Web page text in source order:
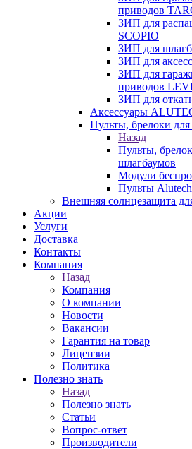
приводов
ЗИП для
SCOPIO
ЗИП для
ЗИП для
ЗИП для
приводов
ЗИП для
Аксессуары
Пульты, брелоки
Назад
Пульты,
шлагбаумов
Модули
Пульты Alutech
Внешняя солнцезащита
Акции
Услуги
Доставка
Контакты
Компания
Назад
Компания
О компании
Новости
Вакансии
Гарантия на товар
Лицензии
Политика
Полезно знать
Назад
Полезно знать
Статьи
Вопрос-ответ
Производители